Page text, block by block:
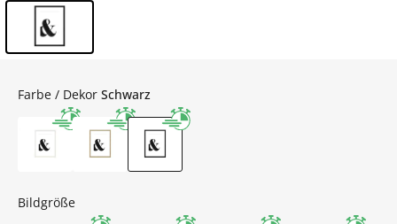
Farbe / Dekor Schwarz
Bildgröße